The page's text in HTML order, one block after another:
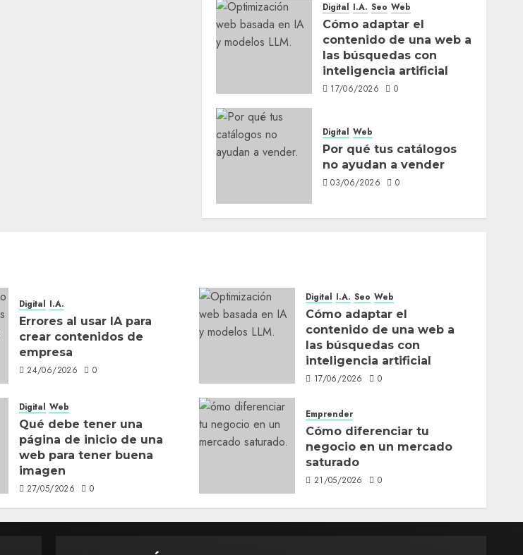
Digital I.A. Seo Web
Cómo adaptar el
contenido de una web a
las búsquedas con
inteligencia artificial
17/06/2026 0
Digital Web
Por qué tus catálogos
no ayudan a vender
03/06/2026 0
Digital I.A.
Errores al usar IA para
crear contenidos de
empresa
24/06/2026 0
Digital I.A. Seo Web
Cómo adaptar el
contenido de una web a
las búsquedas con
inteligencia artificial
17/06/2026 0
Digital Web
Qué debe tener una
página de inicio de una
web para tener buena
imagen
27/05/2026 0
Emprender
Cómo diferenciar tu
negocio en un mercado
saturado
21/05/2026 0